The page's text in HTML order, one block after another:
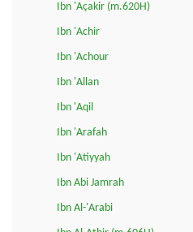
Ibn 'Açakir (m.620H)
Ibn 'Achir
Ibn 'Achour
Ibn 'Allan
Ibn 'Aqil
Ibn 'Arafah
Ibn 'Atiyyah
Ibn Abi Jamrah
Ibn Al-'Arabi